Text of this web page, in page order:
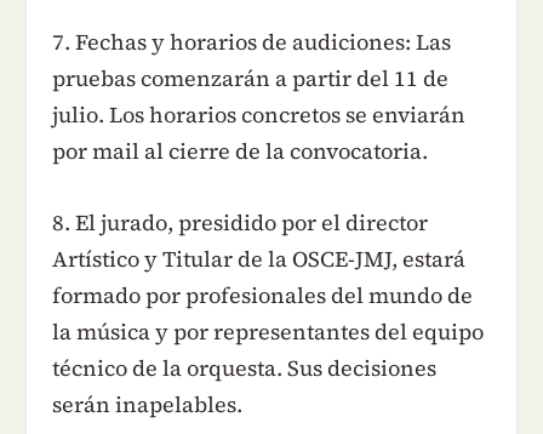
7. Fechas y horarios de audiciones: Las
pruebas comenzarán a partir del 11 de
julio. Los horarios concretos se enviarán
por mail al cierre de la convocatoria.
8. El jurado, presidido por el director
Artístico y Titular de la OSCE-JMJ, estará
formado por profesionales del mundo de
la música y por representantes del equipo
técnico de la orquesta. Sus decisiones
serán inapelables.